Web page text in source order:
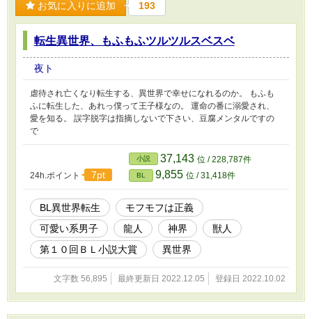
お気に入りに追加 193
転生異世界、もふもふツルツルスベスベ
夜ト
虐待され亡くなり転生する、異世界で幸せになれるのか。 もふも
ふに転生した、あれっ僕って王子様なの。 運命の番に溺愛され、
愛を知る。 誤字脱字は指摘しないで下さい、豆腐メンタルですの
で
24h.ポイント 7pt
小説 37,143 位 / 228,787件
BL 9,855 位 / 31,418件
BL異世界転生
モフモフは正義
可愛い系男子
龍人 神界
獣人
第１０回ＢＬ小説大賞
異世界
文字数 56,895 最終更新日 2022.12.05 登録日 2022.10.02